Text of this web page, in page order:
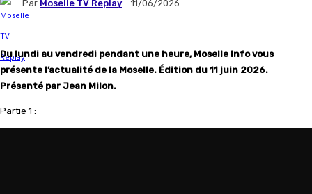
Par Moselle TV Replay 11/06/2026
Du lundi au vendredi pendant une heure, Moselle Info vous
présente l’actualité de la Moselle. Édition du 11 juin 2026.
Présenté par Jean Milon.
Partie 1 :